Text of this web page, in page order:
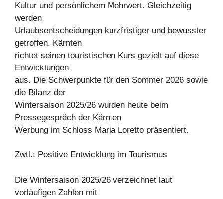
Kultur und persönlichem Mehrwert. Gleichzeitig
werden
Urlaubsentscheidungen kurzfristiger und bewusster
getroffen. Kärnten
richtet seinen touristischen Kurs gezielt auf diese
Entwicklungen
aus. Die Schwerpunkte für den Sommer 2026 sowie
die Bilanz der
Wintersaison 2025/26 wurden heute beim
Pressegespräch der Kärnten
Werbung im Schloss Maria Loretto präsentiert.
Zwtl.: Positive Entwicklung im Tourismus
Die Wintersaison 2025/26 verzeichnet laut
vorläufigen Zahlen mit